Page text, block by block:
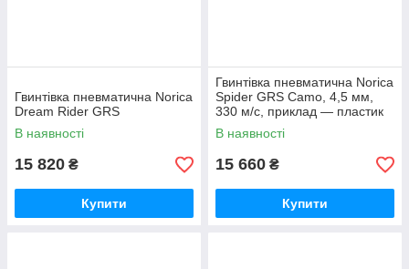
Гвинтівка пневматична Norica
Dream Rider GRS
В наявності
15 820 ₴
Купити
Гвинтівка пневматична Norica
Spider GRS Camo, 4,5 мм,
330 м/с, приклад — пластик
В наявності
15 660 ₴
Купити